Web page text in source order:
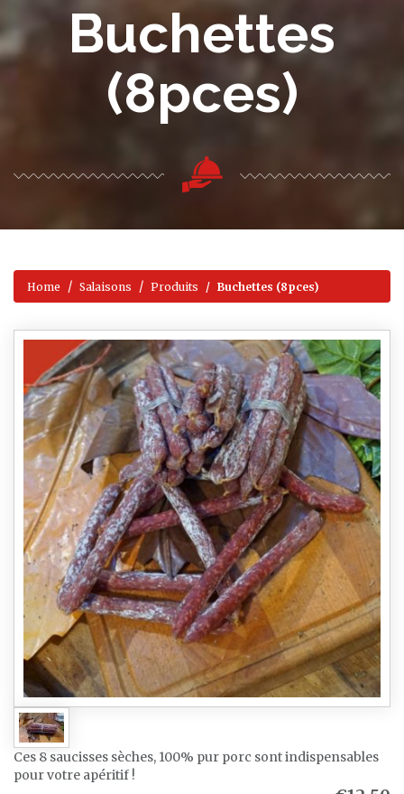
Buchettes
(8pces)
Home Salaisons Produits Buchettes (8pces)
Ces 8 saucisses sèches, 100% pur porc sont indispensables
pour votre apéritif !